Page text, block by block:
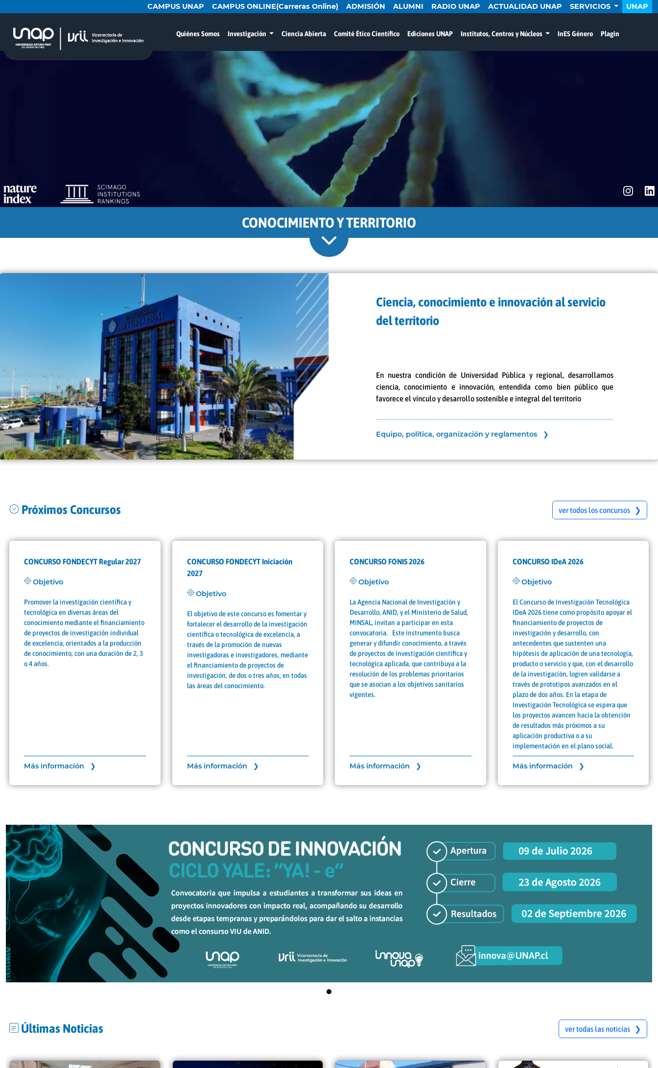
CAMPUS UNAP CAMPUS ONLINE(Carreras Online) ADMISIÓN ALUMNI RADIO UNAP ACTUALIDAD UNAP SERVICIOS UNAP
Quiénes Somos Investigación Ciencia Abierta Comité Ético Científico Ediciones UNAP Institutos, Centros y Núcleos InES Género Plagin
CONOCIMIENTO Y TERRITORIO
Ciencia, conocimiento e innovación al servicio
del territorio
En nuestra condición de Universidad Pública y regional, desarrollamos
ciencia, conocimiento e innovación, entendida como bien público que
favorece el vínculo y desarrollo sostenible e integral del territorio
Equipo, política, organización y reglamentos ❯
Próximos Concursos ver todos los concursos ❯
CONCURSO FONDECYT Regular 2027
Objetivo
Promover la investigación científica y
tecnológica en diversas áreas del
conocimiento mediante el financiamiento
de proyectos de investigación individual
de excelencia, orientados a la producción
de conocimiento, con una duración de 2, 3
o 4 años.
Más información ❯
CONCURSO FONDECYT Iniciación
2027
Objetivo
El objetivo de este concurso es fomentar y
fortalecer el desarrollo de la investigación
científica o tecnológica de excelencia, a
través de la promoción de nuevas
investigadoras e investigadores, mediante
el financiamiento de proyectos de
investigación, de dos o tres años, en todas
las áreas del conocimiento.
Más información ❯
CONCURSO FONIS 2026
Objetivo
La Agencia Nacional de Investigación y
Desarrollo, ANID, y el Ministerio de Salud,
MINSAL, invitan a participar en esta
convocatoria. Este instrumento busca
generar y difundir conocimiento, a través
de proyectos de investigación científica y
tecnológica aplicada, que contribuya a la
resolución de los problemas prioritarios
que se asocian a los objetivos sanitarios
vigentes.
Más información ❯
CONCURSO IDeA 2026
Objetivo
El Concurso de Investigación Tecnológica
IDeA 2026 tiene como propósito apoyar el
financiamiento de proyectos de
investigación y desarrollo, con
antecedentes que sustenten una
hipótesis de aplicación de una tecnología,
producto o servicio y que, con el desarrollo
de la investigación, logren validarse a
través de prototipos avanzados en el
plazo de dos años. En la etapa de
Investigación Tecnológica se espera que
los proyectos avancen hacia la obtención
de resultados más próximos a su
aplicación productiva o a su
implementación en el plano social.
Más información ❯
Últimas Noticias ver todas las noticias ❯